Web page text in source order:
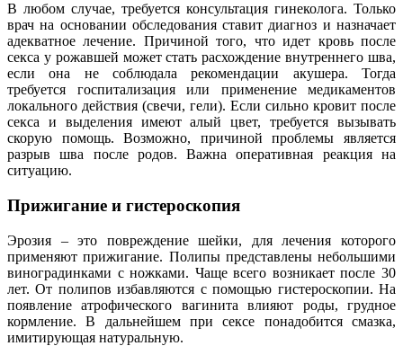
В любом случае, требуется консультация гинеколога. Только
врач на основании обследования ставит диагноз и назначает
адекватное лечение. Причиной того, что идет кровь после
секса у рожавшей может стать расхождение внутреннего шва,
если она не соблюдала рекомендации акушера. Тогда
требуется госпитализация или применение медикаментов
локального действия (свечи, гели). Если сильно кровит после
секса и выделения имеют алый цвет, требуется вызывать
скорую помощь. Возможно, причиной проблемы является
разрыв шва после родов. Важна оперативная реакция на
ситуацию.
Прижигание и гистероскопия
Эрозия – это повреждение шейки, для лечения которого
применяют прижигание. Полипы представлены небольшими
виноградинками с ножками. Чаще всего возникает после 30
лет. От полипов избавляются с помощью гистероскопии. На
появление атрофического вагинита влияют роды, грудное
кормление. В дальнейшем при сексе понадобится смазка,
имитирующая натуральную.